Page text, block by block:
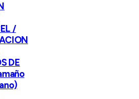
/
DE